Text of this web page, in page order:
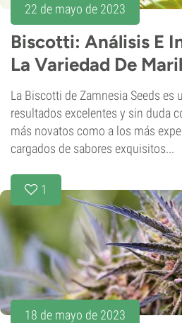
22 de mayo de 2023
Biscotti: Análisis E
La Variedad De
La Biscotti de Zamnesia Seeds es
resultados excelentes y sin duda
más novatos como a los más
cargados de sabores exquisitos...
1
18 de mayo de 2023